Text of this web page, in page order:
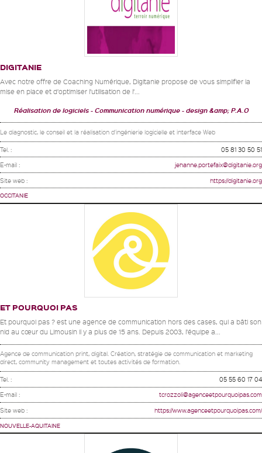
DIGITANIE
Avec notre offre de Coaching Numérique, Digitanie propose de vous simplifier la
mise en place et d’optimiser l’utilisation de l’...
Réalisation de logiciels Communication numérique design &amp; P.A.O
Le diagnostic, le conseil et la réalisation d'ingénierie logicielle et interface Web
Tel. : 05 81 30 50 51
E-mail : jehanne.portefaix@digitanie.org
Site web : https://digitanie.org
OCCITANIE
ET POURQUOI PAS
Et pourquoi pas ? est une agence de communication hors des cases, qui a bâti son
nid au cœur du Limousin il y a plus de 15 ans. Depuis 2003, l’équipe a...
Agence de communication print, digital. Création, stratégie de communication et marketing
direct, community management et toutes activités de formation.
Tel. : 05 55 60 17 04
E-mail : tcrozzoli@agenceetpourquoipas.com
Site web : https://www.agenceetpourquoipas.com/
NOUVELLE-AQUITAINE